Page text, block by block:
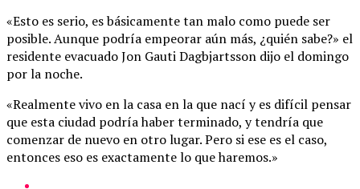
«Esto es serio, es básicamente tan malo como puede ser
posible. Aunque podría empeorar aún más, ¿quién sabe?» el
residente evacuado Jon Gauti Dagbjartsson dijo el domingo
por la noche.
«Realmente vivo en la casa en la que nací y es difícil pensar
que esta ciudad podría haber terminado, y tendría que
comenzar de nuevo en otro lugar. Pero si ese es el caso,
entonces eso es exactamente lo que haremos.»